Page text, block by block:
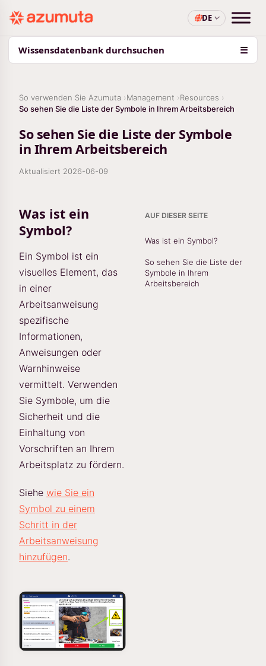
DE
Wissensdatenbank durchsuchen ☰
So verwenden Sie Azumuta Management
Resources
So sehen Sie die Liste der Symbole in Ihrem Arbeitsbereich
So sehen Sie die Liste der Symbole
in Ihrem Arbeitsbereich
Aktualisiert 2026-06-09
Was ist ein
Symbol?
Ein Symbol ist ein
visuelles Element, das
in einer
Arbeitsanweisung
spezifische
Informationen,
Anweisungen oder
Warnhinweise
vermittelt. Verwenden
Sie Symbole, um die
Sicherheit und die
Einhaltung von
Vorschriften an Ihrem
Arbeitsplatz zu fördern.
Siehe wie Sie ein
Symbol zu einem
Schritt in der
Arbeitsanweisung
hinzufügen.
AUF DIESER SEITE
Was ist ein Symbol?
So sehen Sie die Liste der
Symbole in Ihrem
Arbeitsbereich